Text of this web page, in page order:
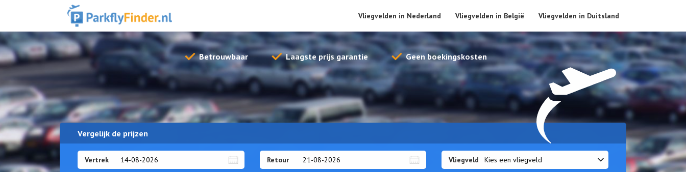
Vliegvelden in Nederland Vliegvelden in België Vliegvelden in Duitsland
Betrouwbaar Laagste prijs garantie Geen boekingskosten
Vergelijk de prijzen
Vertrek Retour Vliegveld